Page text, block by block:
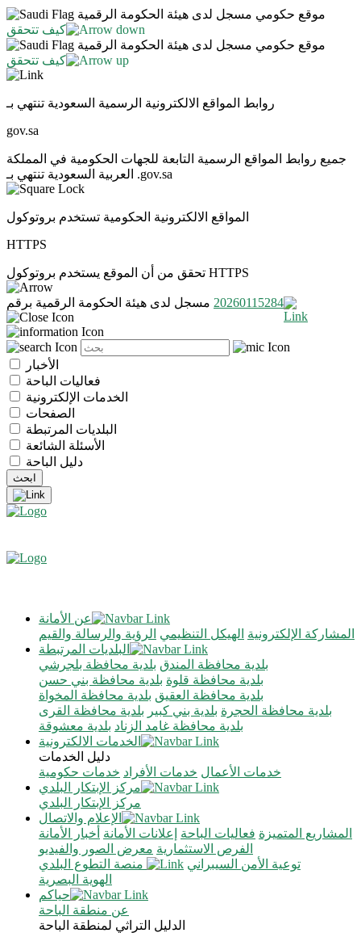
موقع حكومي مسجل لدى هيئة الحكومة الرقمية
كيف تتحقق
موقع حكومي مسجل لدى هيئة الحكومة الرقمية
كيف تتحقق
روابط المواقع الالكترونية الرسمية السعودية تنتهي بـ
gov.sa
جميع روابط المواقع الرسمية التابعة للجهات الحكومية في المملكة
العربية السعودية تنتهي بـ .gov.sa
المواقع الالكترونية الحكومية تستخدم بروتوكول
HTTPS
تحقق من أن الموقع يستخدم بروتوكول HTTPS
مسجل لدى هيئة الحكومة الرقمية برقم 20260115284
الأخبار
فعاليات الباحة
الخدمات الإلكترونية
الصفحات
البلديات المرتبطة
الأسئلة الشائعة
دليل الباحة
عن الأمانة
الرؤية والرسالة والقيم الهيكل التنظيمي المشاركة الإلكترونية
البلديات المرتبطة
بلدية محافظة بلجرشي بلدية محافظة المندق
بلدية محافظة بني حسن بلدية محافظة قلوة
بلدية محافظة المخواة بلدية محافظة العقيق
بلدية محافظة القرى بلدية بني كبير بلدية محافظة الحجرة
بلدية معشوقة بلدية محافظة غامد الزناد
الخدمات الالكترونية
دليل الخدمات
خدمات حكومية خدمات الأفراد خدمات الأعمال
مركز الإبتكار البلدي
مركز الإبتكار البلدي
الإعلام والاتصال
أخبار الأمانة إعلانات الأمانة فعاليات الباحة المشاريع المتميزة
معرض الصور والفيديو الفرص الاستثمارية
منصة التطوع البلدي
توعية الأمن السيبراني
الهوية البصرية
حياكم
عن منطقة الباحة
الدليل التراثي لمنطقة الباحة